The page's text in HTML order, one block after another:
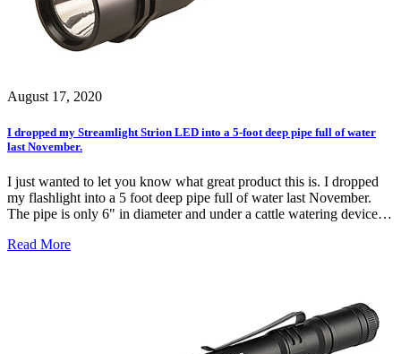
August 17, 2020
I dropped my Streamlight Strion LED into a 5-foot deep pipe full of water
last November.
I just wanted to let you know what great product this is. I dropped
my flashlight into a 5 foot deep pipe full of water last November.
The pipe is only 6" in diameter and under a cattle watering device…
Read More